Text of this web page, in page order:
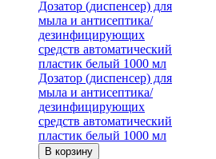
Дозатор (диспенсер) для
мыла и антисептика/
дезинфицирующих
средств автоматический
пластик белый 1000 мл
Дозатор (диспенсер) для
мыла и антисептика/
дезинфицирующих
средств автоматический
пластик белый 1000 мл
В корзину